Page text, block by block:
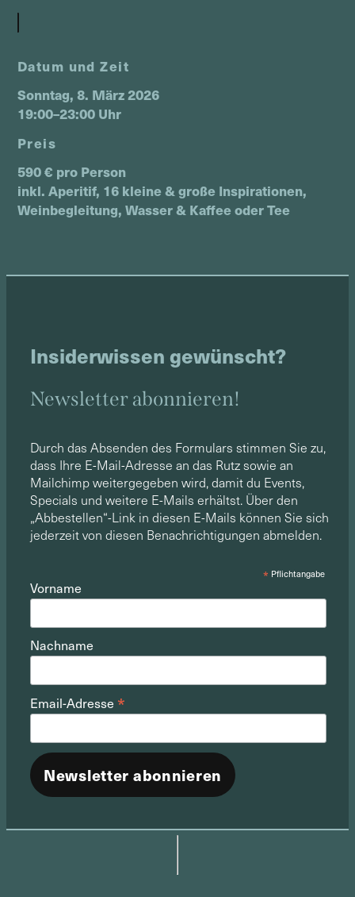
Datum und Zeit
Sonntag, 8. März 2026
19:00–23:00 Uhr
Preis
590 € pro Person
inkl. Aperitif, 16 kleine & große Inspirationen,
Weinbegleitung, Wasser & Kaffee oder Tee
Insiderwissen gewünscht?
Newsletter abonnieren!
Durch das Absenden des Formulars stimmen Sie zu,
dass Ihre E-Mail-Adresse an das Rutz sowie an
Mailchimp weitergegeben wird, damit du Events,
Specials und weitere E-Mails erhältst. Über den
„Abbestellen“-Link in diesen E-Mails können Sie sich
jederzeit von diesen Benachrichtigungen abmelden.
* Pflichtangabe
Vorname
Nachname
Email-Adresse *